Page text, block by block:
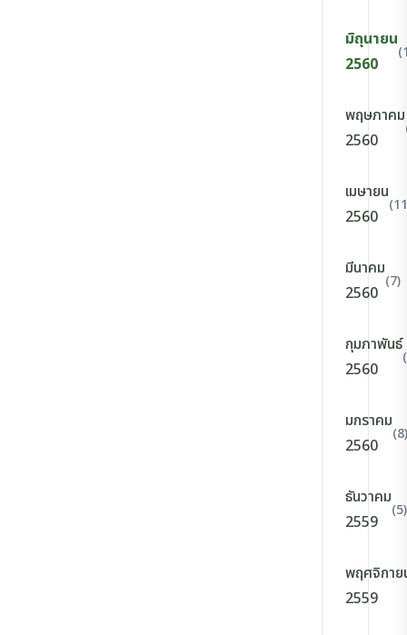
มิถุนายน
2560
พฤษภาคม
2560
เมษายน
2560
มีนาคม
2560
(7)
กุมภาพันธ์
2560
มกราคม
2560
(8)
ธันวาคม
2559
(5)
พฤศจิกาย
2559